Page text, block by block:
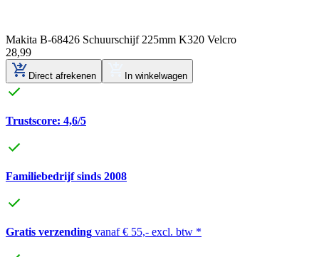
Makita B-68426 Schuurschijf 225mm K320 Velcro
28,99
Direct afrekenen In winkelwagen
Trustscore: 4,6/5
Familiebedrijf sinds 2008
Gratis verzending vanaf € 55,- excl. btw *